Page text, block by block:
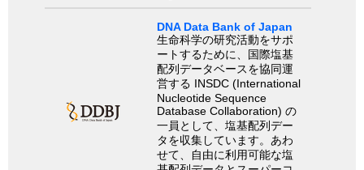
DNA Data Bank of Japan
生命科学の研究活動をサポ
ートするために、国際塩基
配列データベースを協同運
営する INSDC (International
Nucleotide Sequence
Database Collaboration) の
一員として、塩基配列デー
タを収集しています。あわ
せて、自由に利用可能な塩